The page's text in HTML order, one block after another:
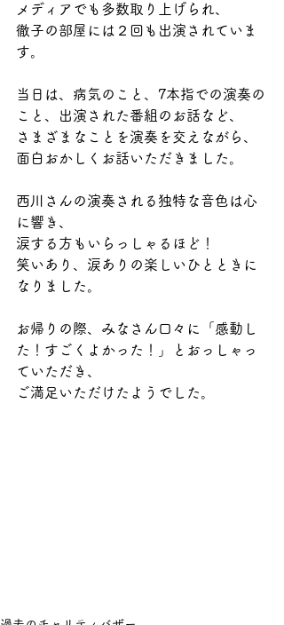
メディアでも多数取り上げられ、
徹子の部屋には２回も出演されていま
す。
当日は、病気のこと、7本指での演奏の
こと、出演された番組のお話など、
さまざまなことを演奏を交えながら、
面白おかしくお話いただきました。
西川さんの演奏される独特な音色は心
に響き、
涙する方もいらっしゃるほど！
笑いあり、涙ありの楽しいひとときに
なりました。
お帰りの際、みなさん口々に「感動し
た！すごくよかった！」とおっしゃっ
ていただき、
ご満足いただけたようでした。